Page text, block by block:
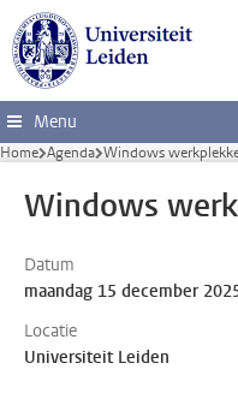
Ga direct naar de inhoud
Menu
Home Agenda Windows
Windows
Datum
maandag 15 december
Locatie
Universiteit Leiden